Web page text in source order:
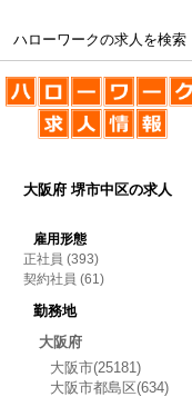
ハローワークの求人を検索
ハローワークの求人を検索
大阪府 堺市中区の求人
雇用形態
正社員 (393)
契約社員 (61)
勤務地
大阪府
大阪市(25181)
大阪市都島区(634)